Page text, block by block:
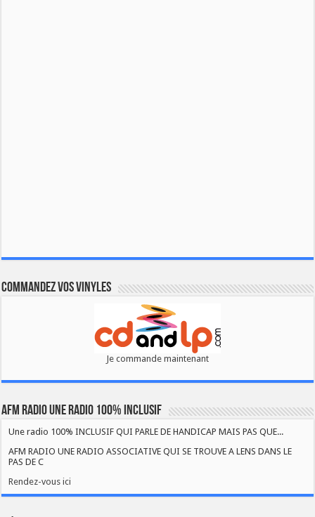
Commandez vos vinyles
Je commande maintenant
AFM RADIO UNE RADIO 100% INCLUSIF
Une radio 100% INCLUSIF QUI PARLE DE HANDICAP MAIS PAS QUE...
AFM RADIO UNE RADIO ASSOCIATIVE QUI SE TROUVE A LENS DANS LE
PAS DE C
Rendez-vous ici